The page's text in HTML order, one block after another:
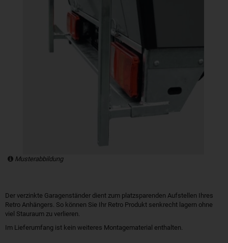
Musterabbildung
Der verzinkte Garagenständer dient zum platzsparenden Aufstellen Ihres
Retro Anhängers. So können Sie Ihr Retro Produkt senkrecht lagern ohne
viel Stauraum zu verlieren.
Im Lieferumfang ist kein weiteres Montagematerial enthalten.